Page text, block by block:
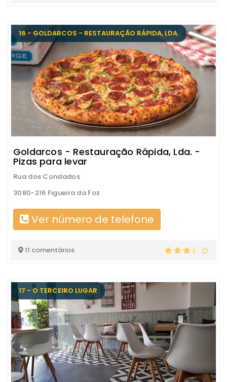
16 - GOLDARCOS - RESTAURAÇÃO RÁPIDA, LDA.
Goldarcos - Restauração Rápida, Lda. -
Pizas para levar
Rua dos Condados
3080-216 Figueira da Foz
Ver número de telefone
11 comentários
17 - O TERCEIRO LUGAR